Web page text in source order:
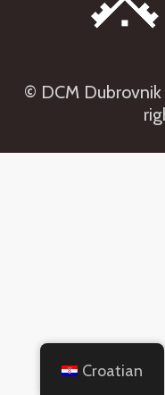
© DCM
Croatian